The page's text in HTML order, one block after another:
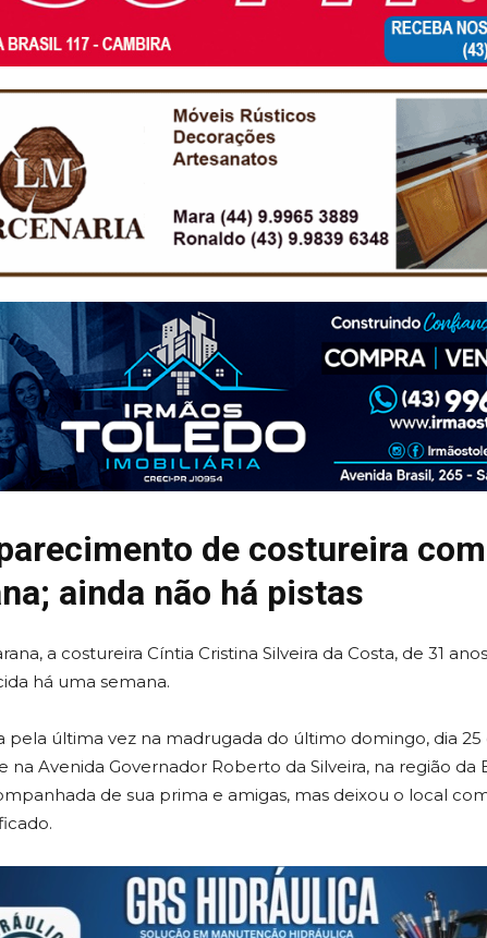
de costureira
ainda não há pistas
a costureira Cíntia Cristina Silveira da Costa, de 31
há uma semana.
pela última vez na madrugada do último domingo, dia 25
na Avenida Governador Roberto da Silveira, na região da
de sua prima e amigas, mas deixou o local